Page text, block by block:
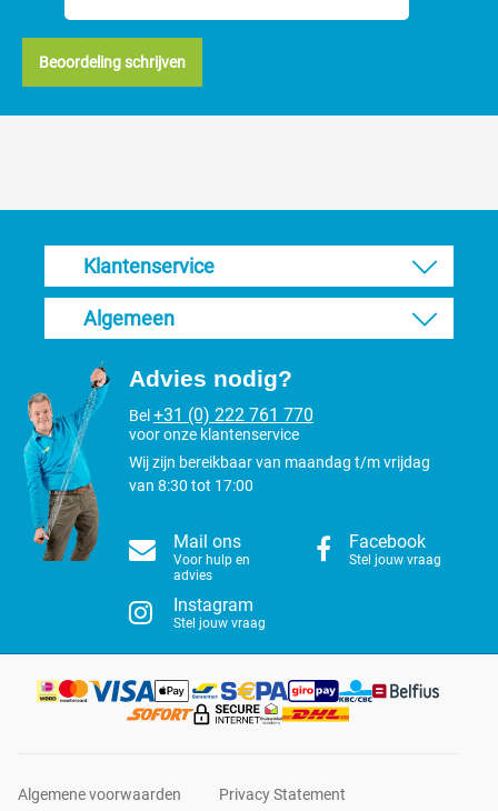
Beoordeling schrijven
Klantenservice
Algemeen
Advies nodig?
Bel +31 (0) 222 761 770
voor onze klantenservice
Wij zijn bereikbaar van maandag t/m vrijdag
van 8:30 tot 17:00
Mail ons
Voor hulp en
advies
Facebook
Stel jouw vraag
Instagram
Stel jouw vraag
Algemene voorwaarden Privacy Statement